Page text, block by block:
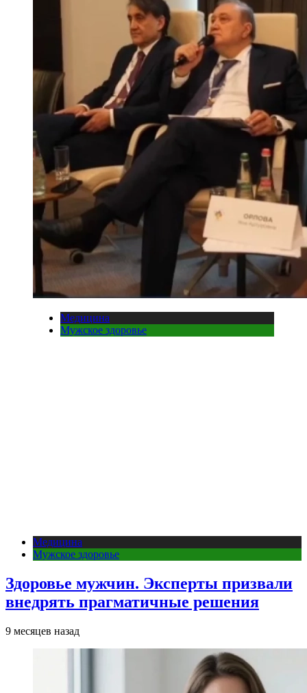
Медицина
Мужское здоровье
Медицина
Мужское здоровье
Здоровье мужчин. Эксперты призвали
внедрять прагматичные решения
9 месяцев назад